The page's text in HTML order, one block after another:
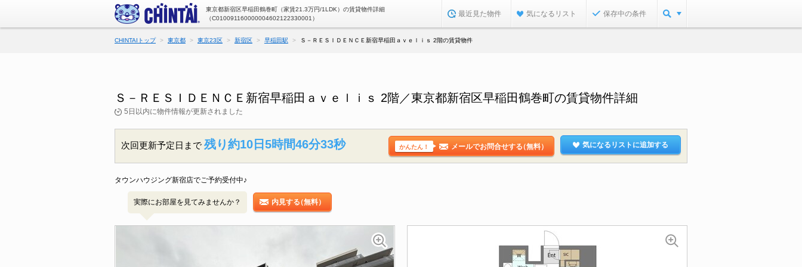
東京都新宿区早稲田鶴巻町（家賃21.3万円/1LDK）の賃貸物件詳細
（C010091160000004602122330001）
最近見た物件 気になるリスト 保存中の条件
CHINTAIトップ 東京都 東京23区 新宿区 早稲田駅 Ｓ－ＲＥＳＩＤＥＮＣＥ新宿早稲田ａｖｅｌｉｓ 2階の賃貸物件
Ｓ－ＲＥＳＩＤＥＮＣＥ新宿早稲田ａｖｅｌｉｓ 2階／東京都新宿区早稲田鶴巻町の賃貸物件詳細
5日以内に物件情報が更新されました
次回更新予定日まで 残り約10日5時間46分32秒 かんたん！ メールでお問合せする（無料） 気になるリストに追加する
タウンハウジング新宿店でご予約受付中♪
実際にお部屋を見てみませんか？ 内見する（無料）